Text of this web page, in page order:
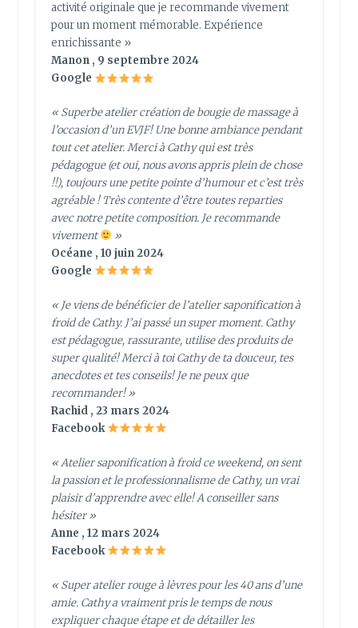
activité originale que je recommande vivement
pour un moment mémorable. Expérience
enrichissante »
Manon , 9 septembre 2024
Google
« Superbe atelier création de bougie de massage à
l’occasion d’un EVJF! Une bonne ambiance pendant
tout cet atelier. Merci à Cathy qui est très
pédagogue (et oui, nous avons appris plein de chose
!!), toujours une petite pointe d’humour et c’est très
agréable ! Très contente d’être toutes reparties
avec notre petite composition. Je recommande
vivement
»
Océane , 10 juin 2024
Google
« Je viens de bénéficier de l’atelier saponification à
froid de Cathy. J’ai passé un super moment. Cathy
est pédagogue, rassurante, utilise des produits de
super qualité! Merci à toi Cathy de ta douceur, tes
anecdotes et tes conseils! Je ne peux que
recommander! »
Rachid , 23 mars 2024
Facebook
« Atelier saponification à froid ce weekend, on sent
la passion et le professionnalisme de Cathy, un vrai
plaisir d’apprendre avec elle! A conseiller sans
hésiter »
Anne , 12 mars 2024
Facebook
« Super atelier rouge à lèvres pour les 40 ans d’une
amie. Cathy a vraiment pris le temps de nous
expliquer chaque étape et de détailler les